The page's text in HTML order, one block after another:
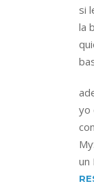
si
la
yo
un